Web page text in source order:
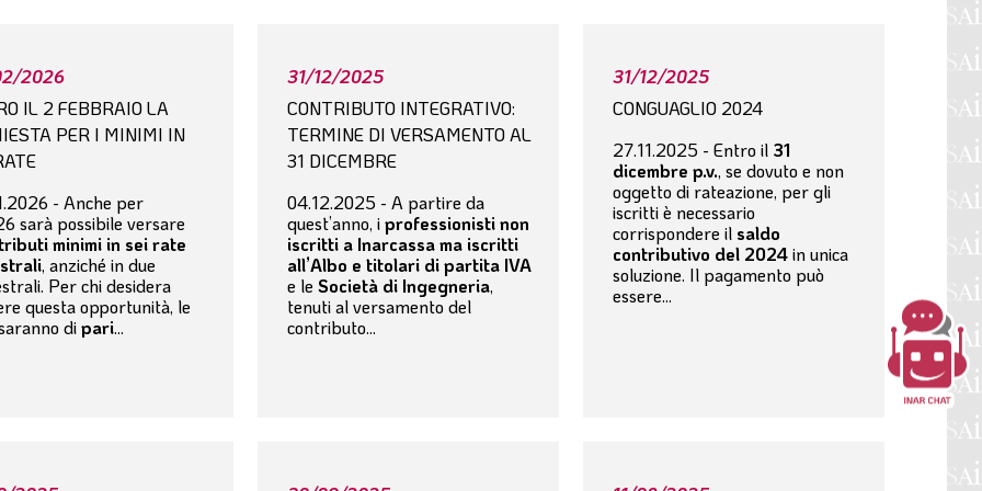
2026
IL 2 FEBBRAIO LA
PER I MINIMI IN
- Anche per
sarà possibile versare
minimi in sei rate
, anziché in due
Per chi desidera
questa opportunità, le
dipari...
31/12/2025
CONTRIBUTO INTEGRATIVO:
TERMINE DI VERSAMENTO AL
31 DICEMBRE
04.12.2025 - A partire da
quest’anno, iprofessionisti non
iscritti a Inarcassa ma iscritti
all’Albo e titolari di partita IVA
e le Società di Ingegneria,
tenuti al versamento del
contributo...
31/12/2025
CONGUAGLIO 2024
27.11.2025 - Entro il 31
dicembre p.v., se dovuto e non
oggetto di rateazione, per gli
iscritti è necessario
corrispondere il saldo
contributivo del 2024in unica
soluzione. Il pagamento può
essere...